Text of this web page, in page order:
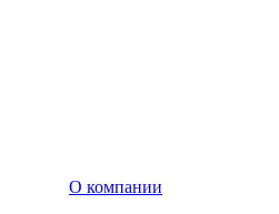
О компании